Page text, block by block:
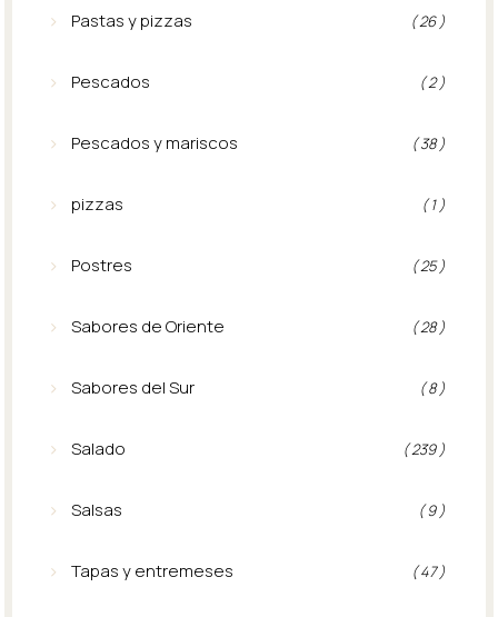
Pastas y pizzas ( 26 )
Pescados ( 2 )
Pescados y mariscos ( 38 )
pizzas ( 1 )
Postres ( 25 )
Sabores de Oriente ( 28 )
Sabores del Sur ( 8 )
Salado ( 239 )
Salsas ( 9 )
Tapas y entremeses ( 47 )